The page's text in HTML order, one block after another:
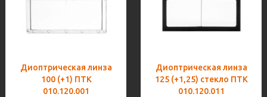
Диоптрическая линза
100 (+1) ПТК
010.120.001
Диоптрическая линза
125 (+1,25) стекло ПТК
010.120.011